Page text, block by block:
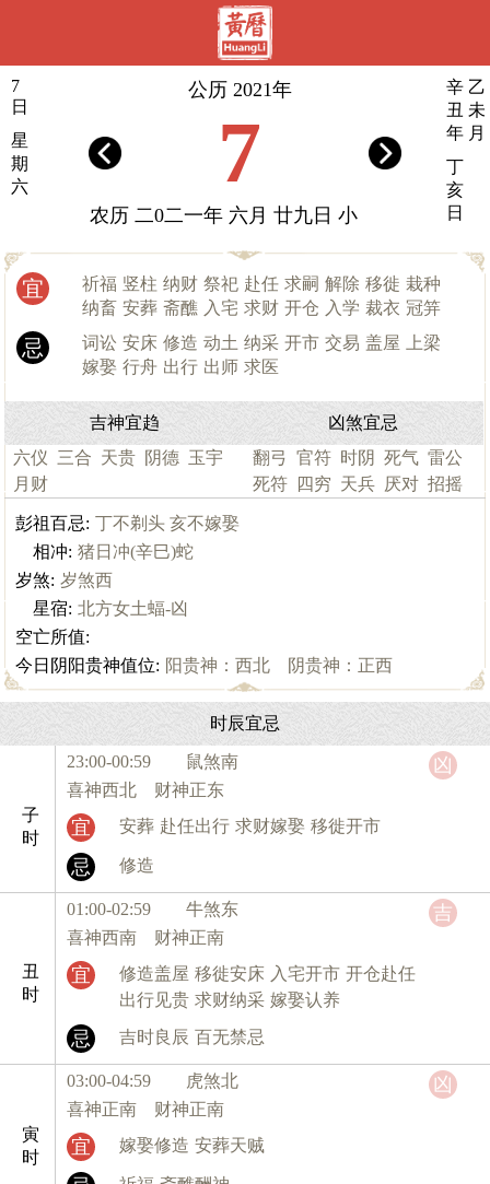
7
日
星
期
六
辛
丑
年
乙
未
月
丁
亥
日
公历 2021年
7
农历 二0二一年 六月 廿九日 小
宜 祈福 竖柱 纳财 祭祀 赴任 求嗣 解除 移徙 栽种
纳畜 安葬 斋醮 入宅 求财 开仓 入学 裁衣 冠笄
忌 词讼 安床 修造 动土 纳采 开市 交易 盖屋
上梁
嫁娶 行舟 出行 出师 求医
吉神宜趋
六仪 三合 天贵 阴德 玉宇
月财
凶煞宜忌
翻弓 官符 时阴 死气 雷公
死符
四穷 天兵 厌对 招摇
彭祖百忌: 丁不剃头 亥不嫁娶
相冲: 猪日冲(辛巳)蛇
岁煞: 岁煞西
星宿: 北方女土蝠-凶
空亡所值:
今日阴阳贵神值位: 阳贵神：西北 阴贵神：正西
时辰宜忌
子
时
23:00-00:59 鼠煞南
喜神西北 财神正东
宜 安葬 赴任出行 求财嫁娶 移徙开市
忌 修造
凶
丑
时
01:00-02:59 牛煞东
喜神西南 财神正南
宜 修造盖屋 移徙安床 入宅开市 开仓赴任
出行见贵 求财纳采 嫁娶认养
忌 吉时良辰 百无禁忌
吉
寅
时
03:00-04:59 虎煞北
喜神正南 财神正南
宜 嫁娶修造 安葬天贼
凶